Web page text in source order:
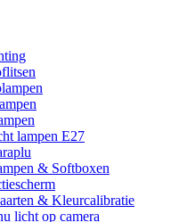
lampen E27
& Softboxen
& Kleurcalibratie
licht op camera